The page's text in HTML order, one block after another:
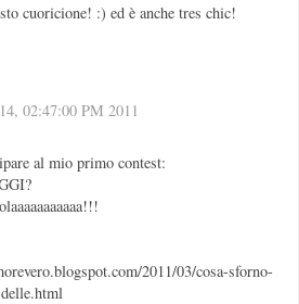
cuoricione! :) ed è anche tres chic!
02:47:00 PM 2011
al mio primo contest:
2011/03/cosa-sforno-